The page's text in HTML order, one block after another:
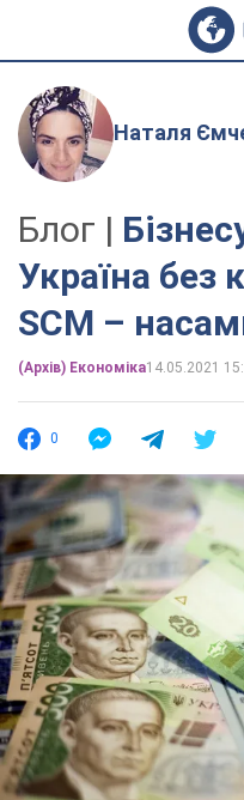
Наталя
Блог |
Україна без
SCM –
(Архів) Економіка14.05.2021
0